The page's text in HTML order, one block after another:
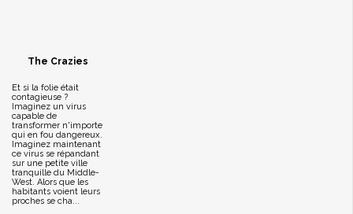
The Crazies
Et si la folie était
contagieuse ?
Imaginez un virus
capable de
transformer n'importe
qui en fou dangereux.
Imaginez maintenant
ce virus se répandant
sur une petite ville
tranquille du Middle-
West. Alors que les
habitants voient leurs
proches se cha...